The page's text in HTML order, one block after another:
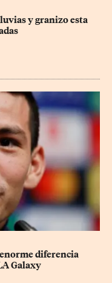
y granizo esta
diferencia
Galaxy